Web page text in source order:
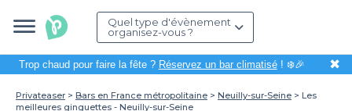
Quel type d'évènement
organisez-vous ?
Trop chaud pour faire la fête ? Réservez un bar climatisé! ❄️🎉 ✖
Privateaser Bars en France métropolitaine Neuilly-sur-Seine
Les
meilleures ginguettes - Neuilly-sur-Seine